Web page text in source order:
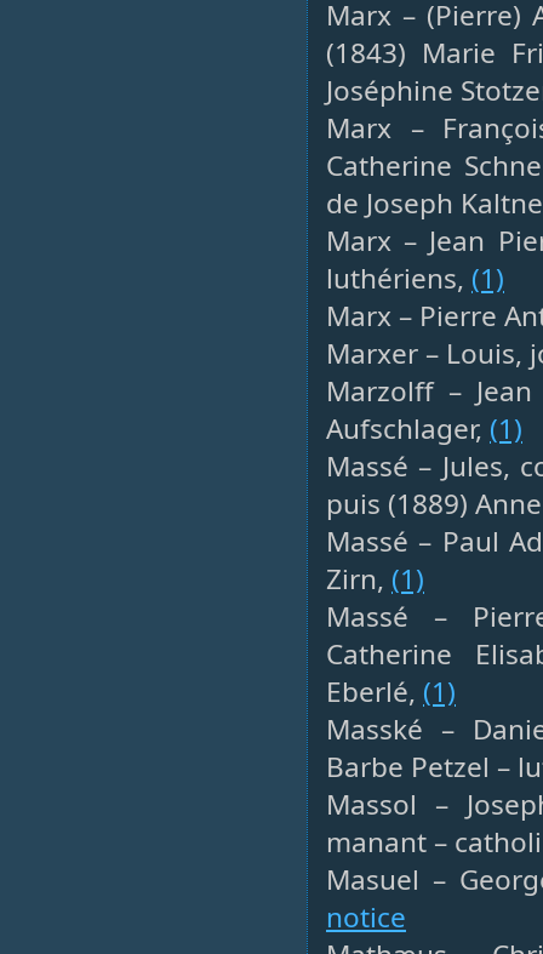
Marx – (Pierre)
(1843) Marie
Joséphine
Marx –
Catherine
de Joseph
Marx – Jean
luthériens, (1)
Marx – Pierre
Marxer – Louis,
Marzolff –
Aufschlager, (1)
Massé – Jules,
puis (1889)
Massé – Paul
Zirn, (1)
Massé –
Catherine
Eberlé, (1)
Masské –
Barbe Petzel –
Massol –
manant –
Masuel –
notice